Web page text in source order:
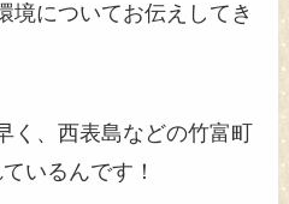
境についてお伝えしてき
く、西表島などの竹富町
いるんです！